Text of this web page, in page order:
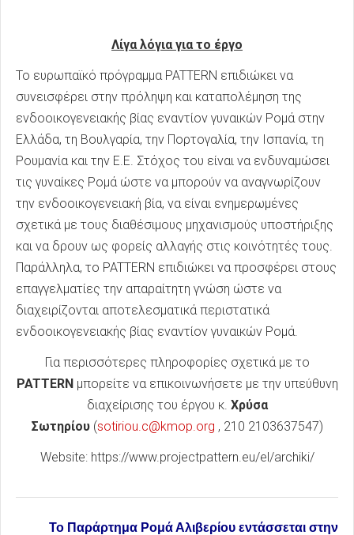
Λίγα λόγια για το έργο
Το ευρωπαϊκό πρόγραμμα PATTERN επιδιώκει να
συνεισφέρει στην πρόληψη και καταπολέμηση της
ενδοοικογενειακής βίας εναντίον γυναικών Ρομά στην
Ελλάδα, τη Βουλγαρία, την Πορτογαλία, την Ισπανία, τη
Ρουμανία και την Ε.Ε. Στόχος του είναι να ενδυναμώσει
τις γυναίκες Ρομά ώστε να μπορούν να αναγνωρίζουν
την ενδοοικογενειακή βία, να είναι ενημερωμένες
σχετικά με τους διαθέσιμους μηχανισμούς υποστήριξης
και να δρουν ως φορείς αλλαγής στις κοινότητές τους.
Παράλληλα, το PATTERN επιδιώκει να προσφέρει στους
επαγγελματίες την απαραίτητη γνώση ώστε να
διαχειρίζονται αποτελεσματικά περιστατικά
ενδοοικογενειακής βίας εναντίον γυναικών Ρομά.
Για περισσότερες πληροφορίες σχετικά με το
PATTERNμπορείτε να επικοινωνήσετε με την υπεύθυνη
διαχείρισης του έργου κ. Χρύσα
Σωτηρίου(sotiriou.c@kmop.org , 210 2103637547)
Website: https://www.projectpattern.eu/el/archiki/
Το Παράρτημα Ρομά Αλιβερίου εντάσσεται στην